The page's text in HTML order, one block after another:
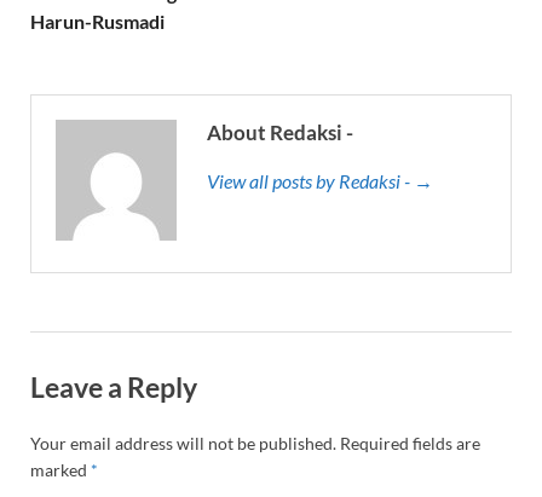
Harun-Rusmadi
About Redaksi -
View all posts by Redaksi - →
Leave a Reply
Your email address will not be published. Required fields are
marked *